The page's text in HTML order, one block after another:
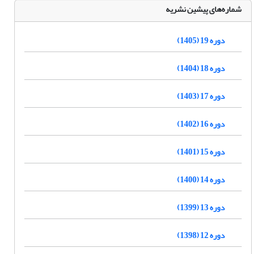
شماره‌های پیشین نشریه
دوره 19 (1405)
دوره 18 (1404)
دوره 17 (1403)
دوره 16 (1402)
دوره 15 (1401)
دوره 14 (1400)
دوره 13 (1399)
دوره 12 (1398)